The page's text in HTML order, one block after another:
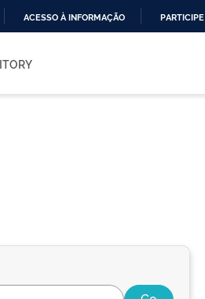
ACESSO À INFORMAÇÃO PARTICIPE